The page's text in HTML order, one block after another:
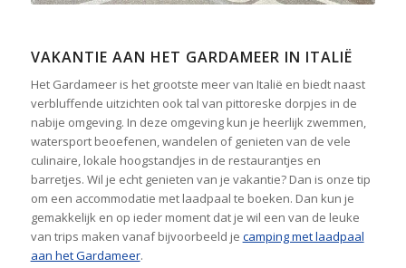
VAKANTIE AAN HET GARDAMEER IN ITALIË
Het Gardameer is het grootste meer van Italië en biedt naast
verbluffende uitzichten ook tal van pittoreske dorpjes in de
nabije omgeving. In deze omgeving kun je heerlijk zwemmen,
watersport beoefenen, wandelen of genieten van de vele
culinaire, lokale hoogstandjes in de restaurantjes en
barretjes. Wil je echt genieten van je vakantie? Dan is onze tip
om een accommodatie met laadpaal te boeken. Dan kun je
gemakkelijk en op ieder moment dat je wil een van de leuke
van trips maken vanaf bijvoorbeeld je camping met laadpaal
aan het Gardameer.